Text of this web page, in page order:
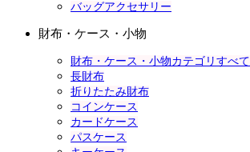
バッグアクセサリー
財布・ケース・小物
財布・ケース・小物カテゴリすべて
長財布
折りたたみ財布
コインケース
カードケース
パスケース